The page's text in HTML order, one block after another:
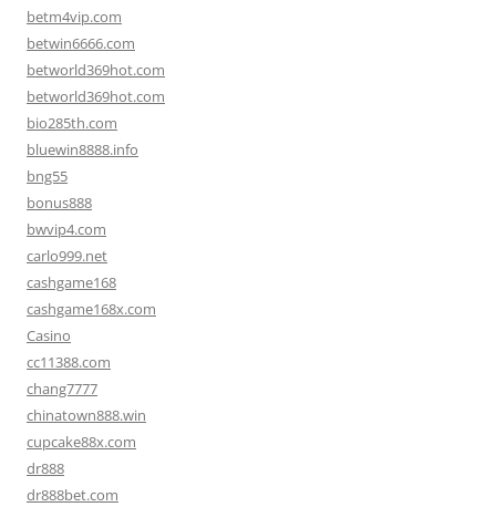
betm4vip.com
betwin6666.com
betworld369hot.com
betworld369hot.com
bio285th.com
bluewin8888.info
bng55
bonus888
bwvip4.com
carlo999.net
cashgame168
cashgame168x.com
Casino
cc11388.com
chang7777
chinatown888.win
cupcake88x.com
dr888
dr888bet.com